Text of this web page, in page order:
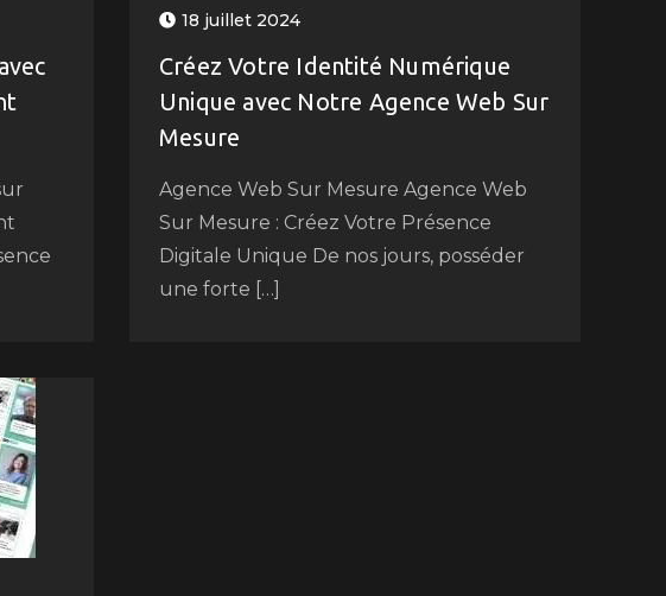
18 juillet 2024
Créez Votre Identité Numérique
Unique avec Notre Agence Web Sur
Mesure
Agence Web Sur Mesure Agence Web
Sur Mesure : Créez Votre Présence
Digitale Unique De nos jours, posséder
une forte […]